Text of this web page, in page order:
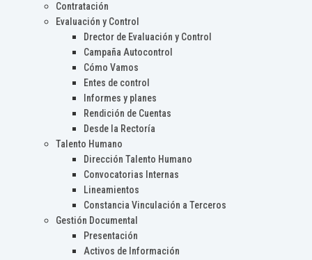
Contratación
Evaluación y Control
Drector de Evaluación y Control
Campaña Autocontrol
Cómo Vamos
Entes de control
Informes y planes
Rendición de Cuentas
Desde la Rectoría
Talento Humano
Dirección Talento Humano
Convocatorias Internas
Lineamientos
Constancia Vinculación a Terceros
Gestión Documental
Presentación
Activos de Información